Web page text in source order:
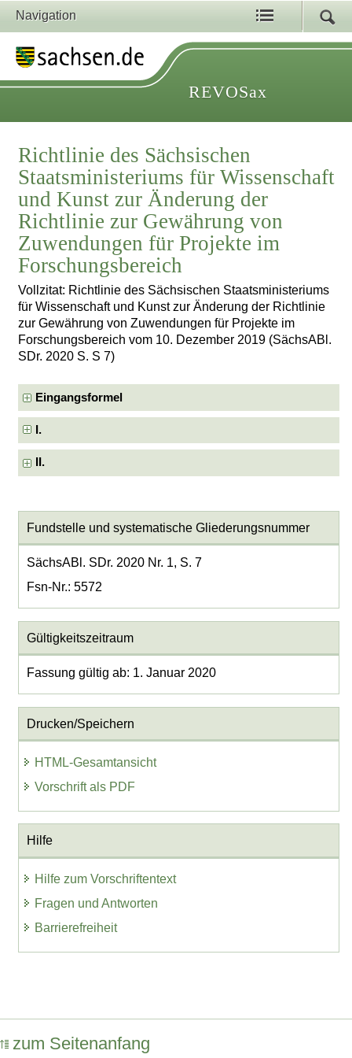
Navigation
REVOSax
Richtlinie des Sächsischen
Staatsministeriums für Wissenschaft
und Kunst zur Änderung der
Richtlinie zur Gewährung von
Zuwendungen für Projekte im
Forschungsbereich
Vollzitat: Richtlinie des Sächsischen Staatsministeriums
für Wissenschaft und Kunst zur Änderung der Richtlinie
zur Gewährung von Zuwendungen für Projekte im
Forschungsbereich vom 10. Dezember 2019 (SächsABl.
SDr. 2020 S. S 7)
Eingangsformel
I.
II.
Fundstelle und systematische Gliederungsnummer
SächsABl. SDr. 2020 Nr. 1, S. 7
Fsn-Nr.: 5572
Gültigkeitszeitraum
Fassung gültig ab: 1. Januar 2020
Drucken/Speichern
HTML-Gesamtansicht
Vorschrift als PDF
Hilfe
Hilfe zum Vorschriftentext
Fragen und Antworten
Barrierefreiheit
zum Seitenanfang